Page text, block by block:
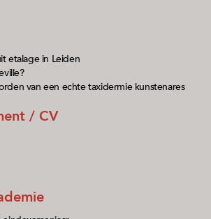
etalage in Leiden
van een echte taxidermie kunstenares
/ CV